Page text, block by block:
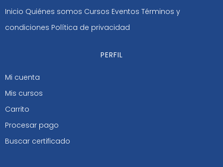
Inicio Quiénes somos Cursos Eventos Términos y
condiciones Política de privacidad
PERFIL
Mi cuenta
Mis cursos
Carrito
Procesar pago
Buscar certificado